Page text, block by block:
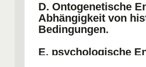
D. Ontogenetische
Abhängigkeit von
Bedingungen.
E. psychologische